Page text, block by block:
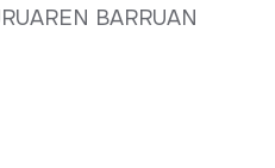
BARRUAN